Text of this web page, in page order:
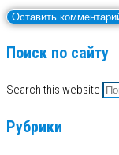
Поиск по сайту
Search this website
Рубрики